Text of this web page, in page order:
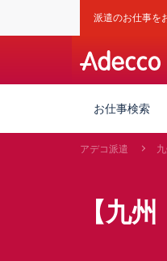
派遣のお仕事を
お仕事検索
アデコ派遣
【九